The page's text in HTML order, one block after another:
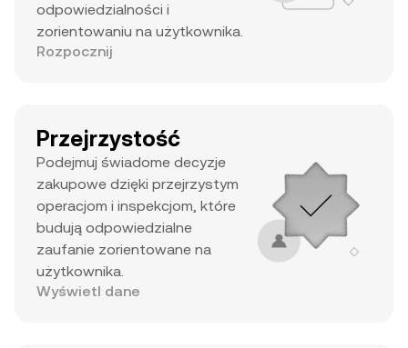
odpowiedzialności i
zorientowaniu na użytkownika.
Rozpocznij
Przejrzystość
Podejmuj świadome decyzje
zakupowe dzięki przejrzystym
operacjom i inspekcjom, które
budują odpowiedzialne
zaufanie zorientowane na
użytkownika.
Wyświetl dane